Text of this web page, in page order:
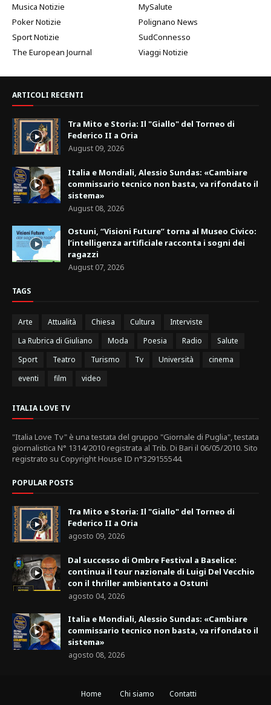
Musica Notizie
MySalute
Poker Notizie
Polignano News
Sport Notizie
SudConnesso
The European Journal
Viaggi Notizie
ARTICOLI RECENTI
Tra Mito e Storia: Il "Giallo" del Torneo di
Federico II a Oria
August 09, 2026
Italia e Mondiali, Alessio Sundas: «Cambiare
commissario tecnico non basta, va rifondato il
sistema»
August 08, 2026
Ostuni, “Visioni Future” torna al Museo Civico:
l’intelligenza artificiale racconta i sogni dei
ragazzi
August 07, 2026
TAGS
Arte Attualità Chiesa Cultura
Interviste
La Rubrica di Giuliano
Moda Poesia Radio
Salute
Sport
Teatro Turismo Tv Università
cinema
eventi
film video
ITALIA LOVE TV
"Italia Love Tv" è una testata del gruppo "Giornale di Puglia", testata
giornalistica N° 1314/2010 registrata al Trib. Di Bari il 06/05/2010. Sito
registrato su Copyright House ID n°329155544.
POPULAR POSTS
Tra Mito e Storia: Il "Giallo" del Torneo di
Federico II a Oria
agosto 09, 2026
Dal successo di Ombre Festival a Baselice:
continua il tour nazionale di Luigi Del Vecchio
con il thriller ambientato a Ostuni
agosto 04, 2026
Italia e Mondiali, Alessio Sundas: «Cambiare
commissario tecnico non basta, va rifondato il
sistema»
agosto 08, 2026
Home Chi siamo Contatti